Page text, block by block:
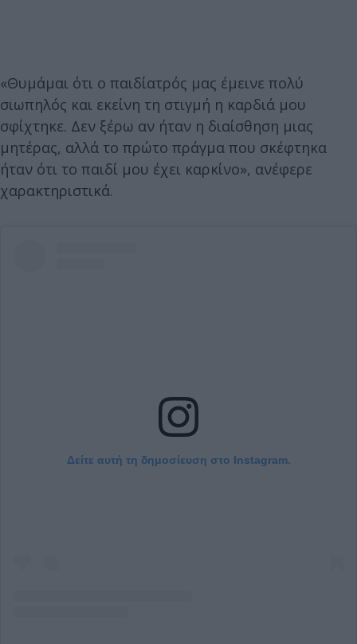
«Θυμάμαι ότι ο παιδίατρός μας έμεινε πολύ
σιωπηλός και εκείνη τη στιγμή η καρδιά μου
σφίχτηκε. Δεν ξέρω αν ήταν η διαίσθηση μιας
μητέρας, αλλά το πρώτο πράγμα που σκέφτηκα
ήταν ότι το παιδί μου έχει καρκίνο», ανέφερε
χαρακτηριστικά.
Δείτε αυτή τη δημοσίευση στο Instagram.